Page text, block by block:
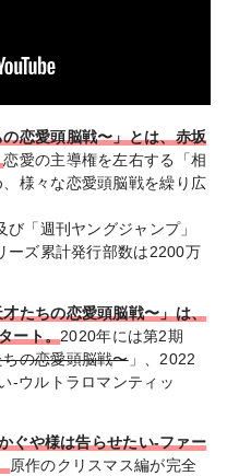
恋愛頭脳戦〜」とは、赤坂
恋愛の主導権を左右する「相
様々な恋愛頭脳戦を繰り広
「週刊ヤングジャンプ」
ーズ累計発行部数は2200万
たちの恋愛頭脳戦〜」は、
ート。2020年には第2期
ちの恋愛頭脳戦〜」、2022
-ウルトラロマンティッ
ぐや様は告らせたい-ファー
原作のクリスマス編が完全